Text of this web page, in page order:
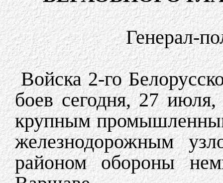
Генерал-
Войска 2-го
боев сегодня, 27
крупным
железнодорожным
районом обороны